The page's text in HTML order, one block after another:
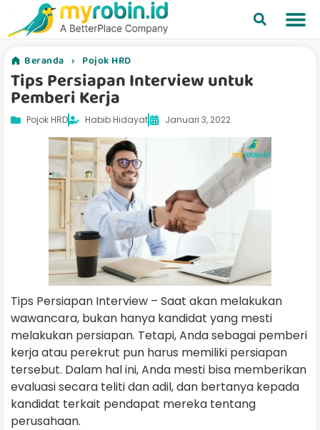
Beranda › Pojok HRD
Tips Persiapan Interview untuk
Pemberi Kerja
Pojok HRD Habib Hidayat Januari 3, 2022
Tips Persiapan Interview – Saat akan melakukan
wawancara, bukan hanya kandidat yang mesti
melakukan persiapan. Tetapi, Anda sebagai pemberi
kerja atau perekrut pun harus memiliki persiapan
tersebut. Dalam hal ini, Anda mesti bisa memberikan
evaluasi secara teliti dan adil, dan bertanya kepada
kandidat terkait pendapat mereka tentang
perusahaan.